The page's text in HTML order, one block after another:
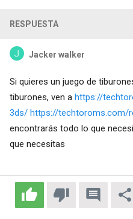
RESPUESTA
Jacker walker
Si quieres un juego de
tiburones, ven a https://
3ds/ https://techtoroms.com/
encontrarás todo lo que
que necesitas